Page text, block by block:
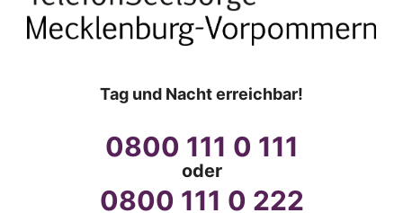
Tag und Nacht erreichbar!
0800 111 0 111
oder
0800 111 0 222